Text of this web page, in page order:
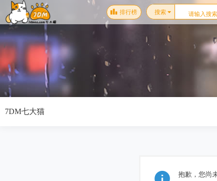
排行榜 搜索
7DM七大猫
抱歉，您尚